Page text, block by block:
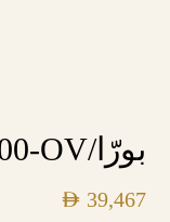
بورّا/L1600-OV
AED 39,467